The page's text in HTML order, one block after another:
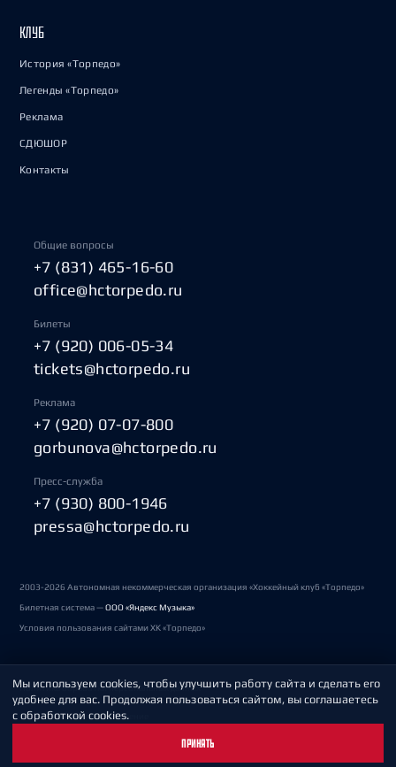
КЛУБ
История «Торпедо»
Легенды «Торпедо»
Реклама
СДЮШОР
Контакты
Общие вопросы
+7 (831) 465-16-60
office@hctorpedo.ru
Билеты
+7 (920) 006-05-34
tickets@hctorpedo.ru
Реклама
+7 (920) 07-07-800
gorbunova@hctorpedo.ru
Пресс-служба
+7 (930) 800-1946
pressa@hctorpedo.ru
2003-2026 Автономная некоммерческая организация «Хоккейный клуб «Торпедо»
Билетная система —ООО «Яндекс Музыка»
Условия пользования сайтами ХК «Торпедо»
Политика обработки персональных данных
Пользовательское соглашение
Мы используем cookies, чтобы улучшить работу сайта и сделать его
удобнее для вас. Продолжая пользоваться сайтом, вы соглашаетесь
с обработкой cookies.
ПРИНЯТЬ